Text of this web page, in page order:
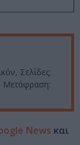
Σελίδες:
Μετάφραση:
News και